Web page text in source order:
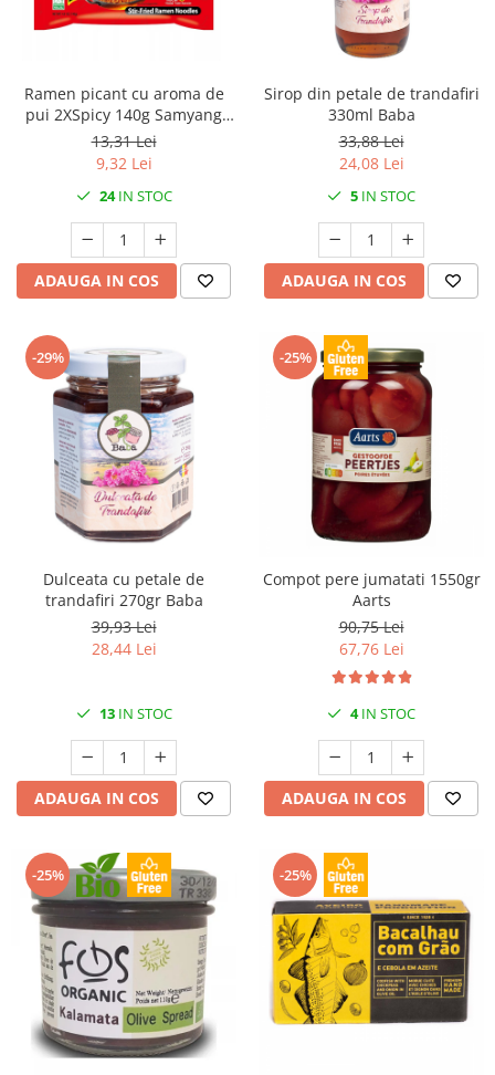
Ramen picant cu aroma de
pui 2XSpicy 140g Samyang
Buldak
13,31 Lei
9,32 Lei
24IN STOC
ADAUGA IN COS
Sirop din petale de trandafiri
330ml Baba
33,88 Lei
24,08 Lei
5 IN STOC
ADAUGA IN COS
-29%
Dulceata cu petale de
trandafiri 270gr Baba
39,93 Lei
28,44 Lei
13IN STOC
ADAUGA IN COS
-25%
Compot pere jumatati 1550gr
Aarts
90,75 Lei
67,76 Lei
4IN STOC
ADAUGA IN COS
-25% -25%